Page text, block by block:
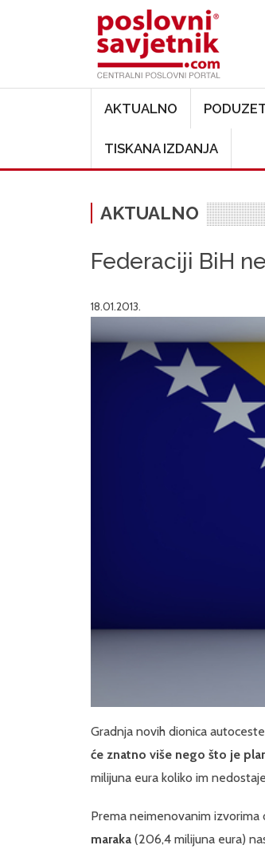
AKTUALNO
TISKANA IZDANJA
AKTUALNO
Federaciji BiH
18.01.2013.
Gradnja novih dionica
će znatno više nego što je
milijuna eura koliko im
Prema neimenovanim izvorima
maraka (206,4 milijuna eura)